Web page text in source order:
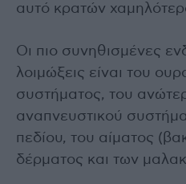
αυτό κρατών
Οι πιο συνηθισμένες
λοιμώξεις είναι του
συστήματος, του
αναπνευστικού
πεδίου, του αίματος
δέρματος και των